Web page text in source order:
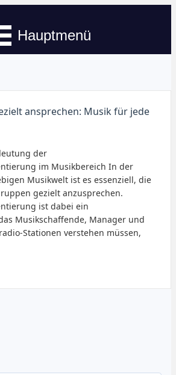
Hauptmenü
ansprechen: Musik für jede
der
im Musikbereich In der
Musikwelt ist es essenziell, die
gezielt anzusprechen.
ist dabei ein
Musikschaffende, Manager und
Stationen verstehen müssen,